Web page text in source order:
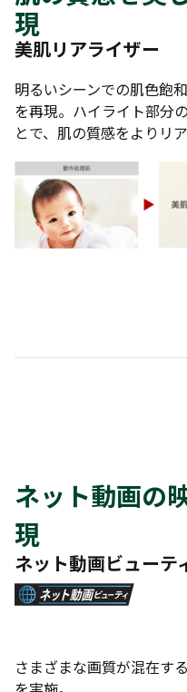
現
美肌リアライザー
明るいシーンでの肌色飽
を再現。ハイライト部分
とで、肌の質感をよりリ
ネット動画の
現
ネット動画ビューテ
さまざまな画質が混在す